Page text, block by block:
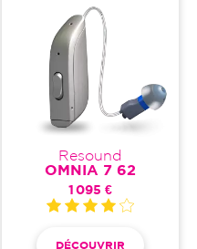
Resound
OMNIA 7 62
1 095 €
DÉCOUVRIR